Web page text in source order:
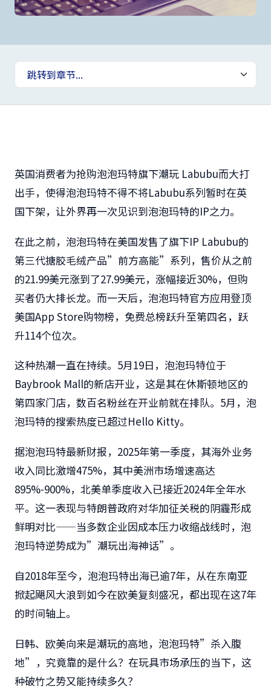
英国消费者为抢购泡泡玛特旗下潮玩 Labubu而大打
出手，使得泡泡玛特不得不将Labubu系列暂时在英
国下架，让外界再一次见识到泡泡玛特的IP之力。
在此之前，泡泡玛特在美国发售了旗下IP Labubu的
第三代搪胶毛绒产品”前方高能”系列，售价从之前
的21.99美元涨到了27.99美元，涨幅接近30%，但购
买者仍大排长龙。而一天后，泡泡玛特官方应用登顶
美国App Store购物榜，免费总榜跃升至第四名，跃
升114个位次。
这种热潮一直在持续。5月19日，泡泡玛特位于
Baybrook Mall的新店开业，这是其在休斯顿地区的
第四家门店，数百名粉丝在开业前就在排队。5月，泡
泡玛特的搜索热度已超过Hello Kitty。
据泡泡玛特最新财报，2025年第一季度，其海外业务
收入同比激增475%，其中美洲市场增速高达
895%-900%，北美单季度收入已接近2024年全年水
平。这一表现与特朗普政府对华加征关税的阴霾形成
鲜明对比——当多数企业因成本压力收缩战线时，泡
泡玛特逆势成为”潮玩出海神话”。
自2018年至今，泡泡玛特出海已逾7年，从在东南亚
掀起飓风大浪到如今在欧美复刻盛况，都出现在这7年
的时间轴上。
日韩、欧美向来是潮玩的高地，泡泡玛特”杀入腹
地”，究竟靠的是什么？在玩具市场承压的当下，这
种破竹之势又能持续多久？